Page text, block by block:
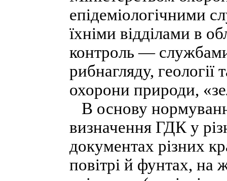
епідеміологічними
їхніми відділами в
контроль —
рибнагляду,
охорони природи,
В основу
визначення ГДК у
документах різних
повітрі й фунтах, на